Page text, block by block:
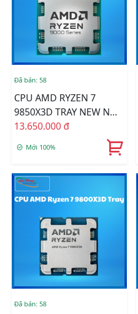
Đã bán: 58
CPU AMD RYZEN 7
9850X3D TRAY NEW NO
FAN
13.650.000 đ
Mới 100%
Đã bán: 58